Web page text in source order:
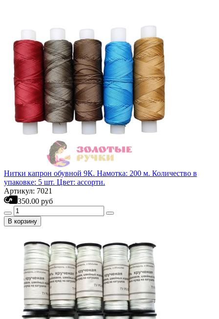
Нитки капрон обувной 9К. Намотка: 200 м. Количество в
упаковке: 5 шт. Цвет: ассорти.
Артикул: 7021
350.00 руб
В корзину